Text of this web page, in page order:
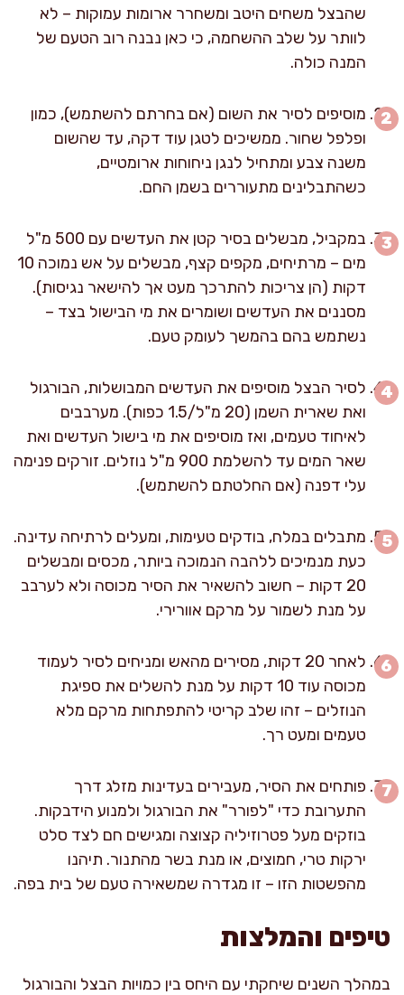
שהבצל משחים היטב ומשחרר ארומות עמוקות – לא
לוותר על שלב ההשחמה, כי כאן נבנה רוב הטעם של
המנה כולה.
מוסיפים לסיר את השום (אם בחרתם להשתמש), כמון
ופלפל שחור. ממשיכים לטגן עוד דקה, עד שהשום
משנה צבע ומתחיל לנגן ניחוחות ארומטיים,
כשהתבלינים מתעוררים בשמן החם.
במקביל, מבשלים בסיר קטן את העדשים עם 500 מ"ל
מים – מרתיחים, מקפים קצף, מבשלים על אש נמוכה 10
דקות (הן צריכות להתרכך מעט אך להישאר נגיסות).
מסננים את העדשים ושומרים את מי הבישול בצד –
נשתמש בהם בהמשך לעומק טעם.
לסיר הבצל מוסיפים את העדשים המבושלות, הבורגול
ואת שארית השמן (20 מ"ל/1.5 כפות). מערבבים
לאיחוד טעמים, ואז מוסיפים את מי בישול העדשים ואת
שאר המים עד להשלמת 900 מ"ל נוזלים. זורקים פנימה
עלי דפנה (אם החלטתם להשתמש).
מתבלים במלח, בודקים טעימות, ומעלים לרתיחה עדינה.
כעת מנמיכים ללהבה הנמוכה ביותר, מכסים ומבשלים
20 דקות – חשוב להשאיר את הסיר מכוסה ולא לערבב
על מנת לשמור על מרקם אוורירי.
לאחר 20 דקות, מסירים מהאש ומניחים לסיר לעמוד
מכוסה עוד 10 דקות על מנת להשלים את ספיגת
הנוזלים – זהו שלב קריטי להתפתחות מרקם מלא
טעמים ומעט רך.
פותחים את הסיר, מעבירים בעדינות מזלג דרך
התערובת כדי "לפורר" את הבורגול ולמנוע הידבקות.
בוזקים מעל פטרוזיליה קצוצה ומגישים חם לצד סלט
ירקות טרי, חמוצים, או מנת בשר מהתנור. תיהנו
מהפשטות הזו – זו מגדרה שמשאירה טעם של בית בפה.
טיפים והמלצות
במהלך השנים שיחקתי עם היחס בין כמויות הבצל והבורגול